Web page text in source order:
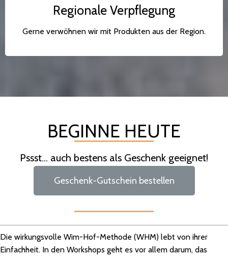
Regionale Verpflegung
Gerne verwöhnen wir mit Produkten aus der Region.
BEGINNE HEUTE
Pssst... auch bestens als Geschenk geeignet!
Geschenk-Gutschein bestellen
Die wirkungsvolle Wim-Hof-Methode (WHM) lebt von ihrer
Einfachheit. In den Workshops geht es vor allem darum, das